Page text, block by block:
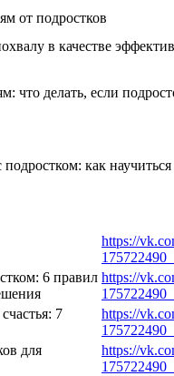
от подростков
в качестве
что делать, если
как
https://
6 правил https://
7
https://
для
https://